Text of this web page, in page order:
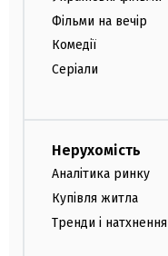
Фільми на вечір
Комедії
Серіали
Нерухомість
Аналітика ринку
Купівля житла
Тренди і натхнення